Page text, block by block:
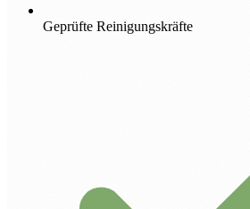
Geprüfte Reinigungskräfte